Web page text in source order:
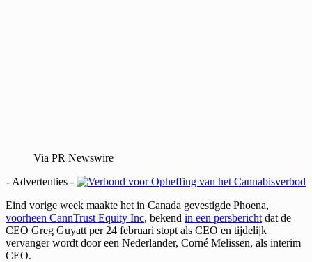
Via PR Newswire
- Advertenties -
Eind vorige week maakte het in Canada gevestigde Phoena,
voorheen CannTrust Equity Inc, bekend in een persbericht dat de
CEO Greg Guyatt per 24 februari stopt als CEO en tijdelijk
vervanger wordt door een Nederlander, Corné Melissen, als interim
CEO.